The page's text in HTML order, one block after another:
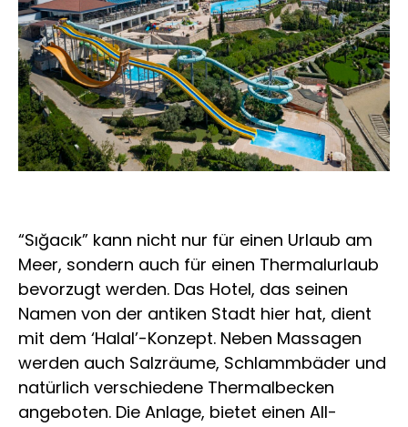
“Sığacık” kann nicht nur für einen Urlaub am
Meer, sondern auch für einen Thermalurlaub
bevorzugt werden. Das Hotel, das seinen
Namen von der antiken Stadt hier hat, dient
mit dem ‘Halal’-Konzept. Neben Massagen
werden auch Salzräume, Schlammbäder und
natürlich verschiedene Thermalbecken
angeboten. Die Anlage, bietet einen All-